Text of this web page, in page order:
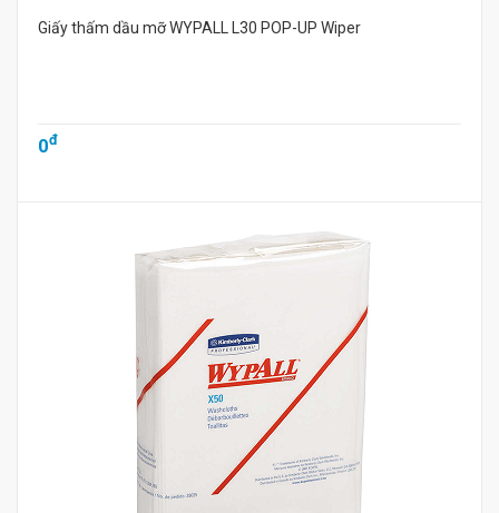
Giấy thấm dầu mỡ WYPALL L30 POP-UP Wiper
0đ